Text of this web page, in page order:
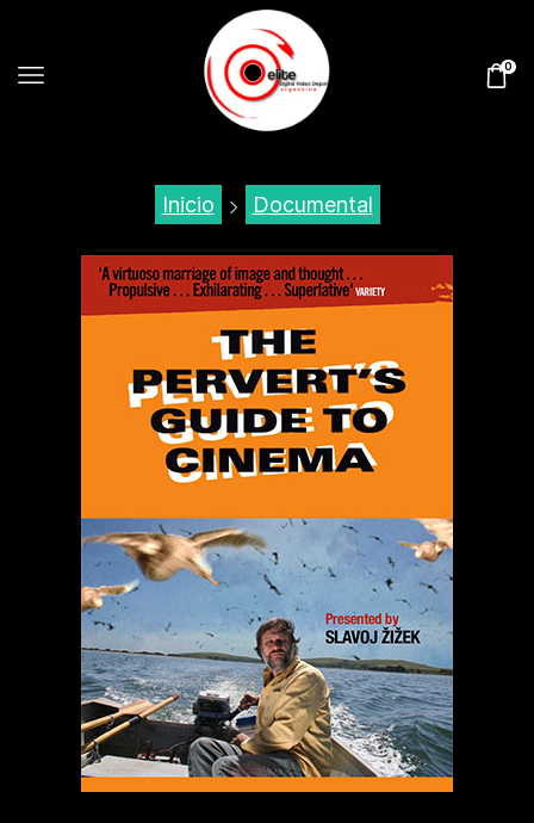
0
Inicio Documental